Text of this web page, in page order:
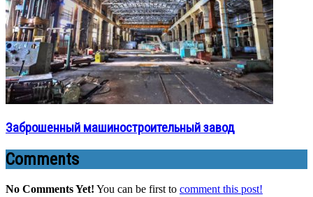
Заброшенный машиностроительный завод
Comments
No Comments Yet! You can be first to comment this post!